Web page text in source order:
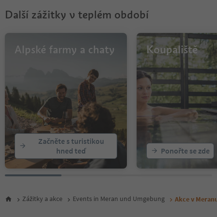
Další zážitky v teplém období
Alpské farmy a chaty
Začněte s turistikou
hned teď
Koupaliště
Ponořte se zde
Zážitky a akce Events in Meran und Umgebung Akce v